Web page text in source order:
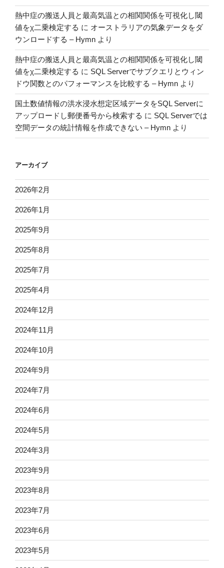
熱中症の搬送人員と最高気温との相関関係を可視化し閾
値をχ二乗検定する に オーストラリアの気象データをダ
ウンロードする – Hymn より
熱中症の搬送人員と最高気温との相関関係を可視化し閾
値をχ二乗検定する に SQL Serverでサブクエリとウィン
ドウ関数とのパフォーマンスを比較する – Hymn より
国土数値情報の洪水浸水想定区域データをSQL Serverに
アップロードし郵便番号から検索する に SQL Serverでは
空間データの統計情報を作成できない – Hymn より
アーカイブ
2026年2月
2026年1月
2025年9月
2025年8月
2025年7月
2025年4月
2024年12月
2024年11月
2024年10月
2024年9月
2024年7月
2024年6月
2024年5月
2024年3月
2023年9月
2023年8月
2023年7月
2023年6月
2023年5月